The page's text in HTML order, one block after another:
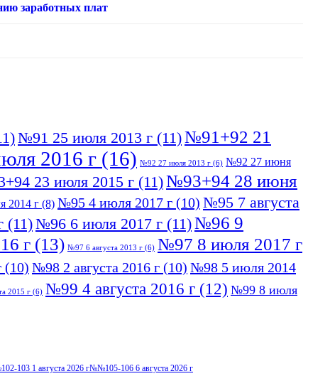
заработных плат
№91 25 июля 2013 г (11)№91+92 21
2016 г (16) №92 27 июля 2013 г (6) №92 27 июня
23 июля 2015 г (11)№93+94 28 июня
2014 г (8) №95 4 июля 2017 г (10) №95 7 августа
(11)№96 6 июля 2017 г (11)№96 9
г (13) №97 6 августа 2013 г (6) №97 8 июля 2017 г
(10) №98 2 августа 2016 г (10) №98 5 июля 2014
2015 г (6) №99 4 августа 2016 г (12) №99 8 июля
103 1 августа 2026 г№№105-106 6 августа 2026 г